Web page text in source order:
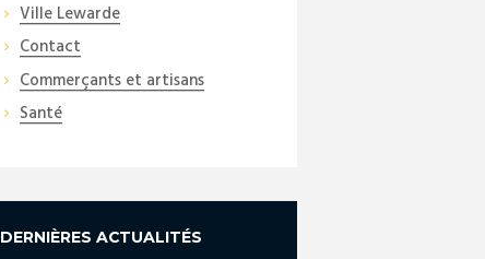
_DSC1642_copy_01
Ville Lewarde
Contact
Commerçants et artisans
Santé
DERNIÈRES ACTUALITÉS